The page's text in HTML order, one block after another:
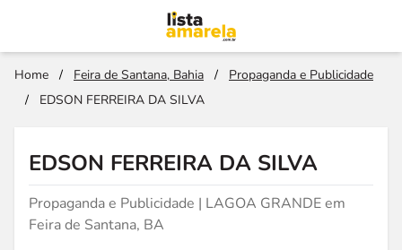
Home / Feira de Santana, Bahia /
Propaganda e Publicidade
/
EDSON FERREIRA DA SILVA
EDSON FERREIRA DA SILVA
Propaganda e Publicidade | LAGOA GRANDE em
Feira de Santana, BA